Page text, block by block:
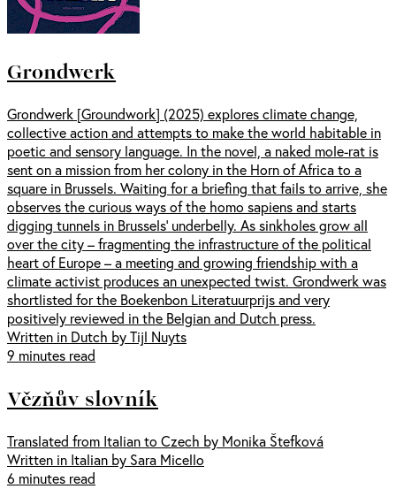
Grondwerk
Grondwerk [Groundwork] (2025) explores climate change,
collective action and attempts to make the world habitable in
poetic and sensory language. In the novel, a naked mole-rat is
sent on a mission from her colony in the Horn of Africa to a
square in Brussels. Waiting for a briefing that fails to arrive, she
observes the curious ways of the homo sapiens and starts
digging tunnels in Brussels’ underbelly. As sinkholes grow all
over the city – fragmenting the infrastructure of the political
heart of Europe – a meeting and growing friendship with a
climate activist produces an unexpected twist. Grondwerk was
shortlisted for the Boekenbon Literatuurprijs and very
positively reviewed in the Belgian and Dutch press.
Written in Dutch by Tijl Nuyts
9 minutes read
Vězňův slovník
Translated from Italian to Czech by Monika Štefková
Written in Italian by Sara Micello
6 minutes read